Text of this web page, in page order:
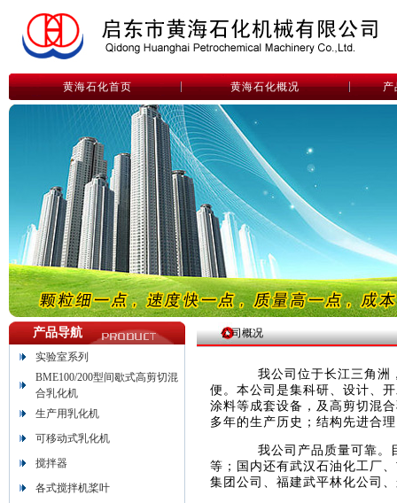
黄海石化首页 黄海石化概况 产
产品导航
实验室系列
BME100/200型间歇式高剪切混
合乳化机
生产用乳化机
可移动式乳化机
搅拌器
各式搅拌机桨叶
公司概况
我公司位于长江三角洲，
便。本公司是集科研、设计、
涂料等成套设备，及高剪切混
多年的生产历史；结构先进合
我公司产品质量可靠。目
等；国内还有武汉石油化工厂
集团公司、福建武平林化公司